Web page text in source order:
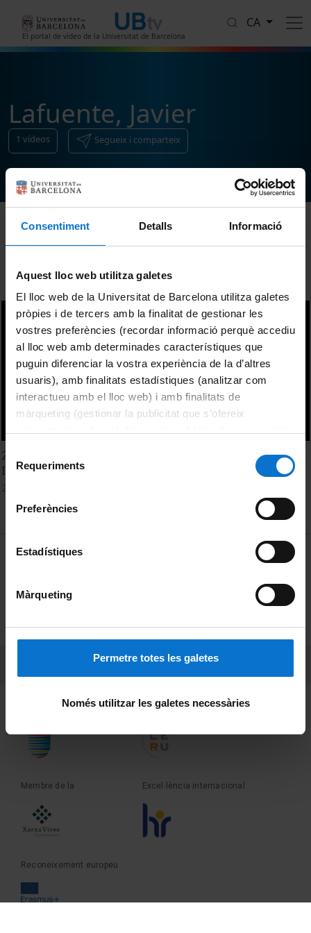
Consentiment Detalls Informació
Aquest lloc web utilitza galetes
El lloc web de la Universitat de Barcelona utilitza galetes
pròpies i de tercers amb la finalitat de gestionar les
vostres preferències (recordar informació perquè accediu
al lloc web amb determinades característiques que
puguin diferenciar la vostra experiència de la d’altres
usuaris), amb finalitats estadístiques (analitzar com
interactueu amb el lloc web) i amb finalitats de
màrqueting (gestionar la publicitat que s’ofereix
consultar laPolítica de galetes del lloc web de la
Selecció
Requeriments
Preferències
Estadístiques
Màrqueting
Permetre totes les galetes
Només utilitzar les galetes necessàries
El portal de vídeo de la Universitat de Barcelona
CA
Lafuente, Javier
1 vídeos Segueix i comparteix
Ordenar
20 anys identificant problemes i buscant solucions -
Inauguració - XX Aniversari IEB
MENÚ PEU 1
Privadesa i termes
Sobre UBtv
Fundadora de la Membre de la
Membre de la Excel·lència internacional
Reconeixement europeu